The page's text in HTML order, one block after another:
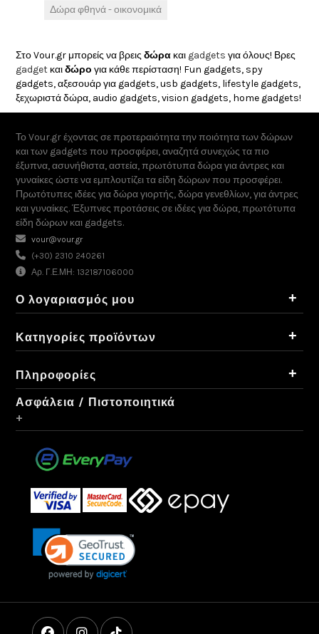
Δώρα φθηνά - οικονομικά
Στο Vour.gr μπορείς να βρεις δώρακαι gadgets για όλους! Βρες
gadgetκαιδώρο για κάθε περίσταση! Fun gadgets, spy
gadgets, αξεσουάρ για gadgets, usb gadgets, lifestyle gadgets,
ξεχωριστά δώρα, audio gadgets, vision gadgets, home gadgets!
Το Vour.gr έχοντας σε προτεραιότητα την ποιότητα των δώρων
και των gadgets που προσφέρει, αναζητά συνεχώς τα πιο
έξυπνα, ασυνήθιστα, αστεία, πρωτότυπα δώρα για άντρες και
γυναίκες ώστε να εμπλουτίζει τα είδη δώρων που προσφέρει.
Πρωτότυπες ιδέες για δώρα γιορτής, δώρα γενεθλίων, για άντρες
και γυναίκες. Έξυπνες προτάσεις σε ιδέες για δώρα, πρωτότυπα
είδη δώρων και gadgets.
vour@vour.gr
(+30) 2310 240261
Αρ. Γ.Ε.ΜΗ: 132187106000
Ο λογαριασμός μου +
Κατηγορίες προϊόντων +
Πληροφορίες +
Ασφάλεια / Πιστοποιητικά
+